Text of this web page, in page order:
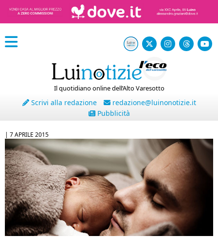
Il quotidiano online dell’Alto Varesotto
Scrivi alla redazione
redazione@luinonotizie.it
Pubblicità
| 7 APRILE 2015